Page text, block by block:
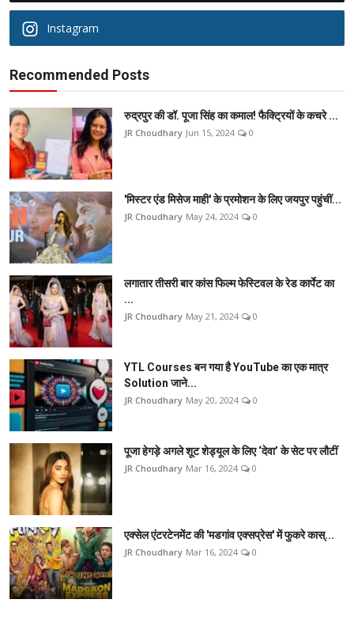
Instagram
Recommended Posts
रुद्रपुर की डॉ. पूजा सिंह का कमाल! फैक्ट्रियों के कचरे ...
JR Choudhary Jun 15, 2024 0
'मिस्टर एंड मिसेज माही' के प्रमोशन के लिए जयपुर पहुंचीं...
JR Choudhary May 24, 2024 0
लगातार तीसरी बार कांस फिल्म फेस्टिवल के रेड कार्पेट का
...
JR Choudhary May 21, 2024 0
YTL Courses बन गया है YouTube का एक मात्र
Solution जाने...
JR Choudhary May 20, 2024 0
पूजा हेगड़े अगले शूट शेड्यूल के लिए ‘देवा’ के सेट पर लौटीं
JR Choudhary Mar 16, 2024 0
एक्सेल एंटरटेनमेंट की 'मडगांव एक्सप्रेस' में फुकरे कास्...
JR Choudhary Mar 16, 2024 0